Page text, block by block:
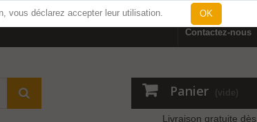
Contactez-nous
Panier (vide)
Livraison gratuite dès
vous déclarez accepter leur utilisation. OK